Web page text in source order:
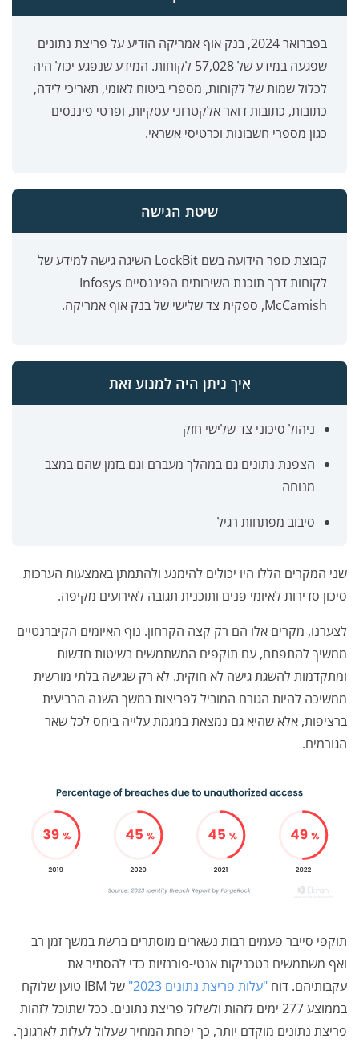
בפברואר 2024, בנק אוף אמריקה הודיע על פריצת נתונים
שפגעה במידע של 57,028 לקוחות. המידע שנפגע יכול היה
לכלול שמות של לקוחות, מספרי ביטוח לאומי, תאריכי לידה,
כתובות, כתובות דואר אלקטרוני עסקיות, ופרטי פיננסים
כגון מספרי חשבונות וכרטיסי אשראי.
שיטת הגישה
קבוצת כופר הידועה בשם LockBit השיגה גישה למידע של
לקוחות דרך תוכנת השירותים הפיננסיים Infosys
McCamish, ספקית צד שלישי של בנק אוף אמריקה.
איך ניתן היה למנוע זאת
ניהול סיכוני צד שלישי חזק
הצפנת נתונים גם במהלך מעברם וגם בזמן שהם במצב
מנוחה
סיבוב מפתחות רגיל
שני המקרים הללו היו יכולים להימנע ולהתמתן באמצעות הערכות
סיכון סדירות לאיומי פנים ותוכנית תגובה לאירועים מקיפה.
לצערנו, מקרים אלו הם רק קצה הקרחון. נוף האיומים הקיברנטיים
ממשיך להתפתח, עם תוקפים המשתמשים בשיטות חדשות
ומתקדמות להשגת גישה לא חוקית. לא רק שגישה בלתי מורשית
ממשיכה להיות הגורם המוביל לפריצות במשך השנה הרביעית
ברציפות, אלא שהיא גם נמצאת במגמת עלייה ביחס לכל שאר
הגורמים.
תוקפי סייבר פעמים רבות נשארים מוסתרים ברשת במשך זמן רב
ואף משתמשים בטכניקות אנטי-פורנזיות כדי להסתיר את
עקבותיהם. דוח "עלות פריצת נתונים 2023"
של IBM טוען שלוקח
בממוצע 277 ימים לזהות ולשלול פריצת נתונים. ככל שתוכל לזהות
פריצת נתונים מוקדם יותר, כך יפחת המחיר שעלול לעלות לארגונך.